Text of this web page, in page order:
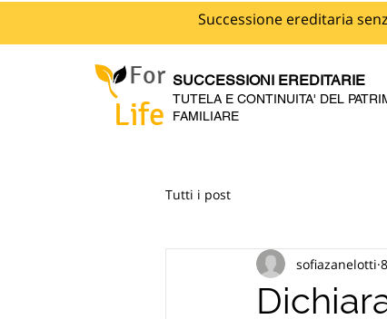
Successione ereditaria
For
Life
SUCCESSIONI EREDITARIE
TUTELA E CONTINUITA' DEL
FAMILIARE
Tutti i post
sofiazanelotti